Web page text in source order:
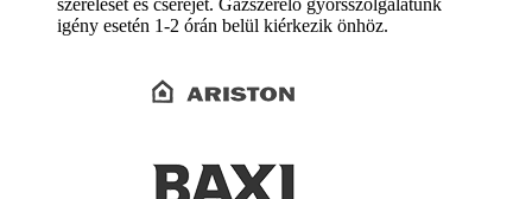
szerelését és cseréjét. Gázszerelő gyorsszolgálatunk
igény esetén 1-2 órán belül kiérkezik önhöz.